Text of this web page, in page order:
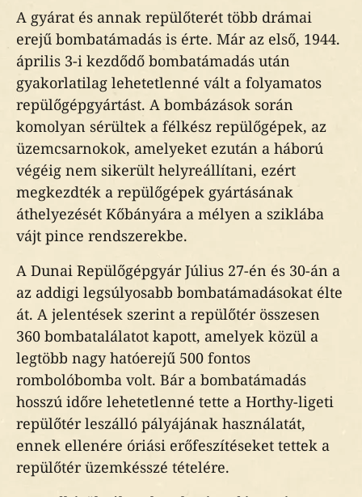
A gyárat és annak repülőterét több drámai
erejű bombatámadás is érte. Már az első, 1944.
április 3-i kezdődő bombatámadás után
gyakorlatilag lehetetlenné vált a folyamatos
repülőgépgyártást. A bombázások során
komolyan sérültek a félkész repülőgépek, az
üzemcsarnokok, amelyeket ezután a háború
végéig nem sikerült helyreállítani, ezért
megkezdték a repülőgépek gyártásának
áthelyezését Kőbányára a mélyen a sziklába
vájt pince rendszerekbe.
A Dunai Repülőgépgyár Július 27-én és 30-án a
az addigi legsúlyosabb bombatámadásokat élte
át. A jelentések szerint a repülőtér összesen
360 bombatalálatot kapott, amelyek közül a
legtöbb nagy hatóerejű 500 fontos
rombolóbomba volt. Bár a bombatámadás
hosszú időre lehetetlenné tette a Horthy-ligeti
repülőtér leszálló pályájának használatát,
ennek ellenére óriási erőfeszítéseket tettek a
repülőtér üzemkésszé tételére.